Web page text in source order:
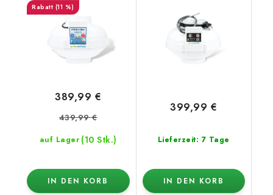
(11 %)
auf Lager (10 Stk.)
389,99 €
439,99 €
IN DEN KORB
Temperaturregelung
und Mindestdrehzahl,
EC motor
Lieferzeit: 7 Tage
399,99 €
IN DEN KORB